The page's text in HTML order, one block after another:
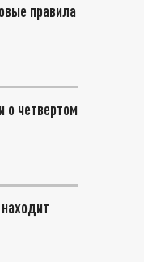
правила
о четвертом